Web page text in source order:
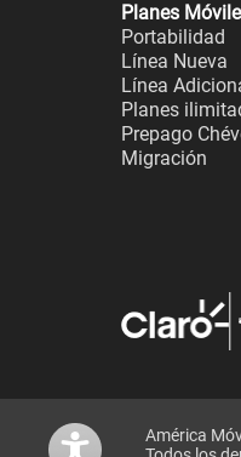
Planes
Portabilidad
Línea Nueva
Línea
Planes
Prepago
Migración
América